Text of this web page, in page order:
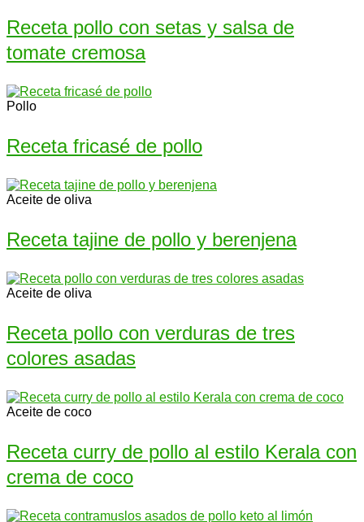
Receta pollo con setas y salsa de
tomate cremosa
Pollo
Receta fricasé de pollo
Aceite de oliva
Receta tajine de pollo y berenjena
Aceite de oliva
Receta pollo con verduras de tres
colores asadas
Aceite de coco
Receta curry de pollo al estilo Kerala con
crema de coco